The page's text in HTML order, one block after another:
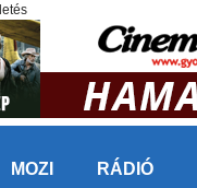
MOZI RÁDIÓ